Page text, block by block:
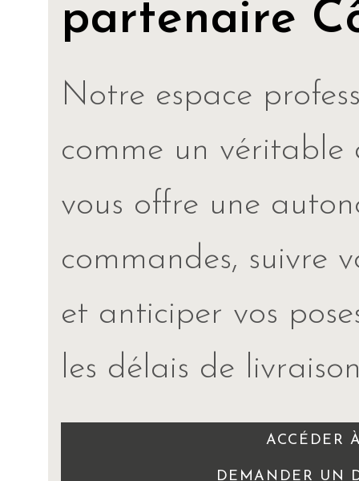
partenaire
Notre espace
comme un véritable
vous offre une
commandes, suivre
et anticiper vos
les délais de
ACCÉDER
DEMANDER UN